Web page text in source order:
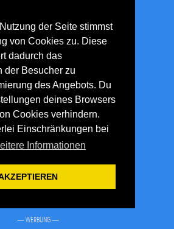
der Seite stimmst
von Cookies zu. Diese
dadurch das
der Besucher zu
des Angebots. Du
deines Browsers
Cookies verhindern.
Einschränkungen bei
Informationen
— WERBUNG —